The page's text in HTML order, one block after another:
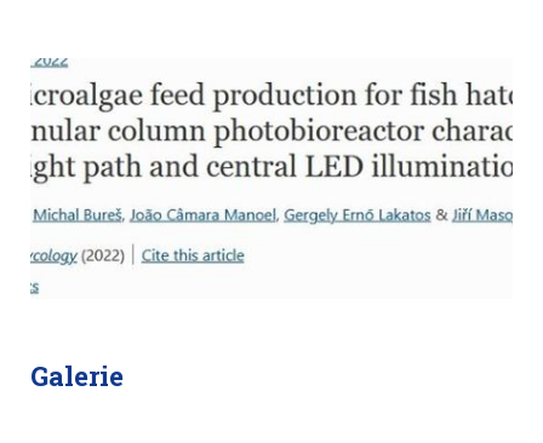
Galerie